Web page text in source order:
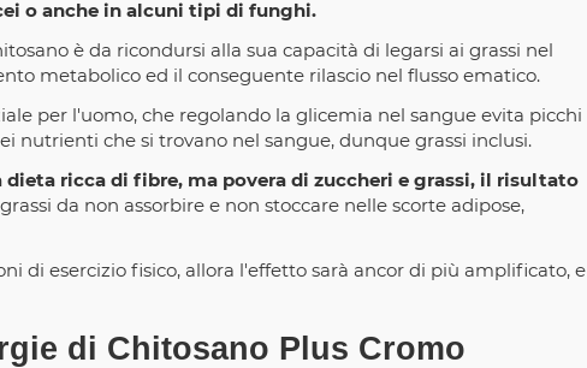
o anche in alcuni tipi di funghi.
è da ricondursi alla sua capacità di legarsi ai grassi nel
metabolico ed il conseguente rilascio nel flusso ematico.
per l'uomo, che regolando la glicemia nel sangue evita picchi
nutrienti che si trovano nel sangue, dunque grassi inclusi.
ricca di fibre, ma povera di zuccheri e grassi, il risultato
da non assorbire e non stoccare nelle scorte adipose,
di esercizio fisico, allora l'effetto sarà ancor di più amplificato, e
di Chitosano Plus Cromo